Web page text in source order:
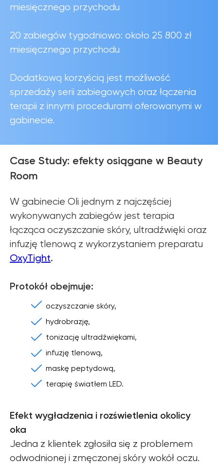
miesięcznego przychodu
20 zabiegów tygodniowo: około 25 800 zł
miesięcznego przychodu
Dodatkową korzyścią jest możliwość
sprzedaży serii zabiegowych oraz łączenia
terapii z innymi procedurami oferowanymi w
gabinecie.
Case Study: efekty osiągane w Beauty
Room
W gabinecie Oli jednym z najczęściej
wykonywanych zabiegów jest terapia
łącząca oczyszczanie skóry, ultradźwięki oraz
infuzję tlenową z wykorzystaniem preparatu
OxyTight.
Protokół obejmuje:
oczyszczanie skóry,
hydrobrazję,
tonizację ultradźwiękami,
infuzję tlenową,
maskę peptydową,
terapię światłem LED.
Efekt wygładzenia i rozświetlenia okolicy
oka
Jedna z klientek zgłosiła się z problemem
odwodnionej i zmęczonej skóry wokół oczu.